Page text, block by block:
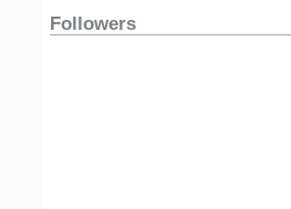
Followers